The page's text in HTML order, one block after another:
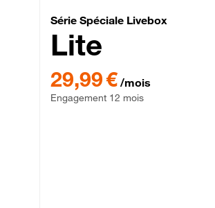
Série Spéciale
Série Spéciale Livebox
Lite
29,99 € par mois , Engagement 12
29,99 € /mois
Engagement 12 mois